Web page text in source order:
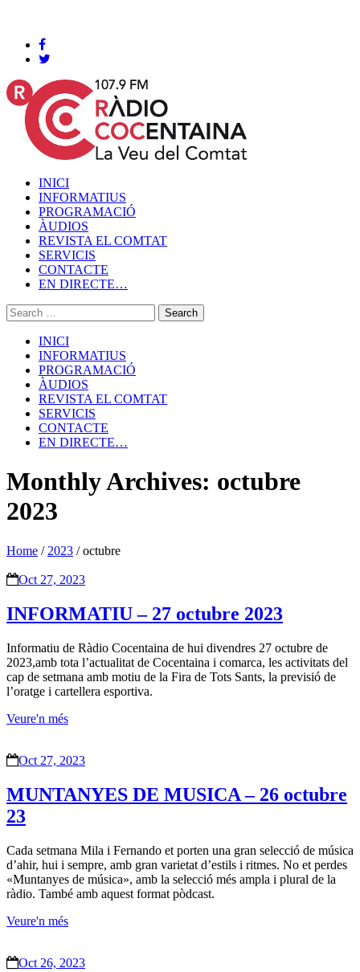
INICI
INFORMATIUS
PROGRAMACIÓ
ÀUDIOS
REVISTA EL COMTAT
SERVICIS
CONTACTE
EN DIRECTE…
INICI
INFORMATIUS
PROGRAMACIÓ
ÀUDIOS
REVISTA EL COMTAT
SERVICIS
CONTACTE
EN DIRECTE…
Monthly Archives: octubre
2023
Home / 2023 /octubre
Oct 27, 2023
INFORMATIU – 27 octubre 2023
Informatiu de Ràdio Cocentaina de hui divendres 27 octubre de
2023,amb tota l’actualitat de Cocentaina i comarca, les activitats del
cap de setmana amb motiu de la Fira de Tots Sants, la previsió de
l’oratge i cartellera esportiva.
Veure'n més
Oct 27, 2023
MUNTANYES DE MUSICA – 26 octubre
23
Cada setmana Mila i Fernando et porten una gran selecció de música
d’ahir, hui i sempre, amb gran varietat d’estils i ritmes. No et perdes
«Muntanyes de música», amb la selecció més ampla i plural de la
ràdio. També amb aquest format pòdcast.
Veure'n més
Oct 26, 2023